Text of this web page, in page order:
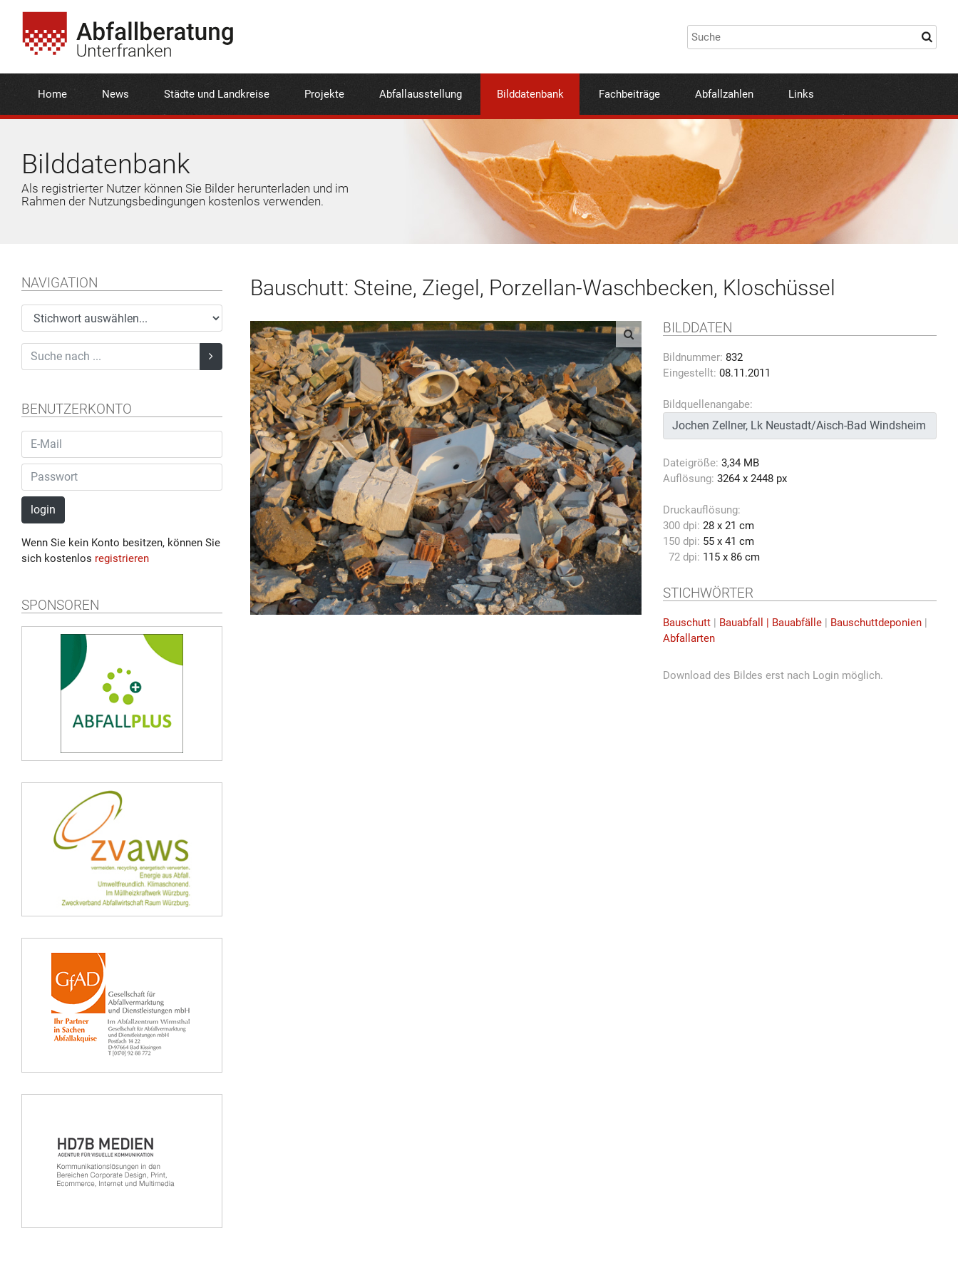
Home News Städte und Landkreise Projekte Abfallausstellung Bilddatenbank Fachbeiträge Abfallzahlen Links
Bilddatenbank
Als registrierter Nutzer können Sie Bilder herunterladen und im
Rahmen der Nutzungsbedingungen kostenlos verwenden.
NAVIGATION
BENUTZERKONTO
login
Wenn Sie kein Konto besitzen, können Sie
sich kostenlos registrieren
SPONSOREN
Bauschutt: Steine, Ziegel, Porzellan-Waschbecken, Kloschüssel
BILDDATEN
Bildnummer: 832
Eingestellt: 08.11.2011
Bildquellenangabe:
Dateigröße: 3,34 MB
Auflösung: 3264 x 2448 px
Druckauflösung:
300 dpi: 28 x 21 cm
150 dpi: 55 x 41 cm
72 dpi: 115 x 86 cm
STICHWÖRTER
Bauschutt | Bauabfall | Bauabfälle | Bauschuttdeponien |
Abfallarten
Download des Bildes erst nach Login möglich.